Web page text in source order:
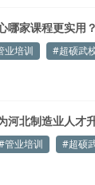
哪家课程更实用？
业培训 #超硕武
河北制造业人才
管业培训 #超硕